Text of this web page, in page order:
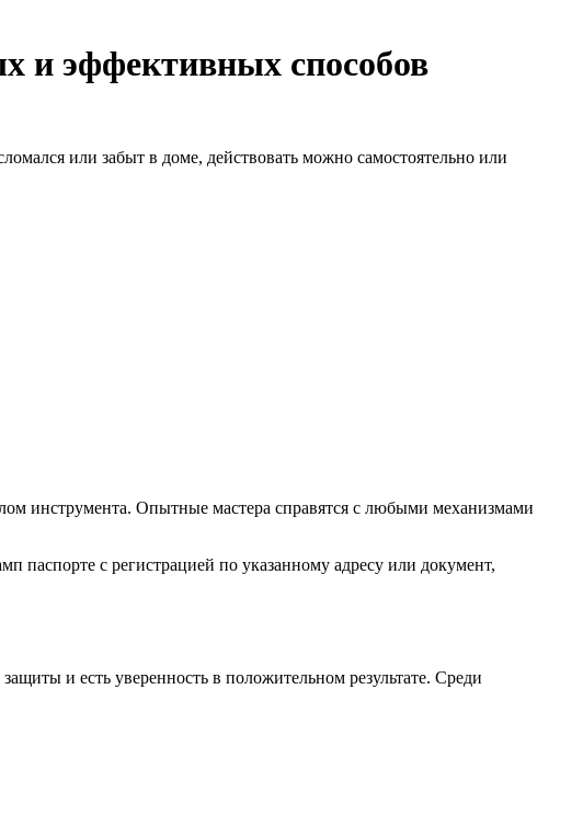
и эффективных способов
или забыт в доме, действовать можно самостоятельно или
инструмента. Опытные мастера справятся с любыми механизмами
паспорте с регистрацией по указанному адресу или документ,
и есть уверенность в положительном результате. Среди